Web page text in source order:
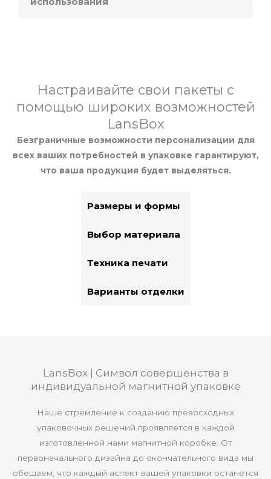
Настраивайте свои пакеты с
помощью широких возможностей
LansBox
Безграничные возможности персонализации для
всех ваших потребностей в упаковке гарантируют,
что ваша продукция будет выделяться.
Размеры и формы
Выбор материала
Техника печати
Варианты отделки
LansBox | Символ совершенства в
индивидуальной магнитной упаковке
Наше стремление к созданию превосходных
упаковочных решений проявляется в каждой
изготовленной нами магнитной коробке. От
первоначального дизайна до окончательного вида мы
обещаем, что каждый аспект вашей упаковки останется